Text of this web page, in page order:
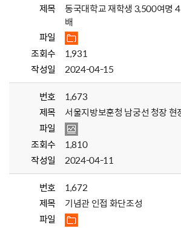
제목
동국대학교 재학생 3,500여명
배
파일
조회수
1,931
작성일
2024-04-15
번호
1,673
제목
서울지방보훈청 남궁선 청장 현
파일
조회수
1,810
작성일
2024-04-11
번호
1,672
제목
기념관 인접 화단조성
파일